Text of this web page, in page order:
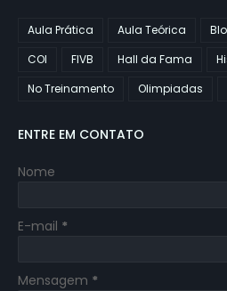
Aula Prática Aula Teórica
COI
FIVB Hall da Fama
No Treinamento
Olimpiadas
ENTRE EM CONTATO
Nome
E-mail *
Mensagem *